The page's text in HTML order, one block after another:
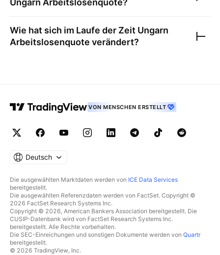
Ungarn Arbeitslosenquote?
Wie hat sich im Laufe der Zeit Ungarn
Arbeitslosenquote verändert?
VON MENSCHEN ERSTELLT
Deutsch
Die ausgewählten Marktdaten werden von ICE Data Services
bereitgestellt.
Die ausgewählten Referenzdaten werden von FactSet. Copyright ©
2026 FactSet Research Systems Inc.
Copyright © 2026, American Bankers Association bereitgestellt. Die
CUSIP-Datenbank wird von FactSet Research Systems Inc.
bereitgestellt. Alle Rechte vorbehalten.
Die SEC-Einreichungen und sonstigen Dokumente werden von Quartr
bereitgestellt.
© 2026 TradingView, Inc.